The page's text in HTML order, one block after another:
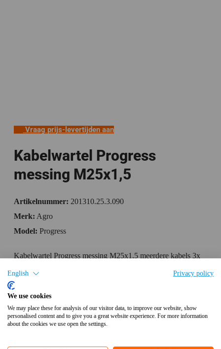
English Privacy policy
We use cookies
We may place these for analysis of our visitor data, to improve our website, show
personalised content and to give you a great website experience. For more information
about the cookies we use open the settings.
Vraag prijs-levertijden aan
Kabelwartel Progress
messing M25x1,5
Artikelnummer: 201310.25.3.090
Merk: Agro
Model: Progress
Kabelwartel Progress messing M25x1,5 meerdere kabels 3x
Ø6,8-9,0mm
Specificaties
Bijlagen